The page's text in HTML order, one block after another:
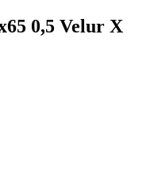
0,5 Velur X